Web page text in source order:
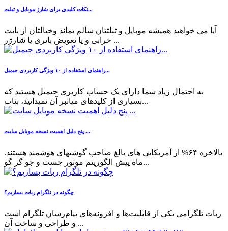
نکات کلیدی برای شارژ موبایل و تبلت...
آیا می خواهید همیشه موبایل و تبلتتان سالم بماند وخیالتان از بابت
خرابی و یا تعویض باتری یا شارژر ...
راهنمای استفاده از ۱۰ ویژگی کاربردی جیمیل...
به احتمال زیاد شما دارای یک حساب کاربری جیمیل هستید که
بسیاری از کلیدهای میانبر آن نمیدانید، بناب...
پنج دلیل اهمیت نسخه موبایل سایت ...
بالاخره ۶۴% از آمریکایی های بالغ صاحب گوشیهای هوشمند هستند.
ماه پیش الگوریتم موتور جست و جو گر گو...
چگونه در تلگرام ربات بسازیم؟
ربات تلگرامی یکی از قابلیت‌ها و افزونه‌های پیام‌رسان تلگرام است
و طراحی و ساخت آن ...